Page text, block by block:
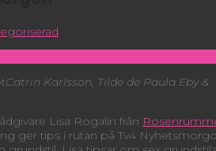
Catrin Karlsson, Tilde de Paula Eby &
Lisa Rogalin från
ger tips i rutan på Tv4